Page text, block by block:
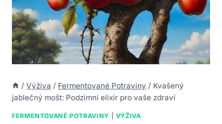
/ Výživa / Fermentované Potraviny / Kvašený
jablečný mošt: Podzimní elixír pro vaše zdraví
FERMENTOVANÉ POTRAVINY VÝŽIVA